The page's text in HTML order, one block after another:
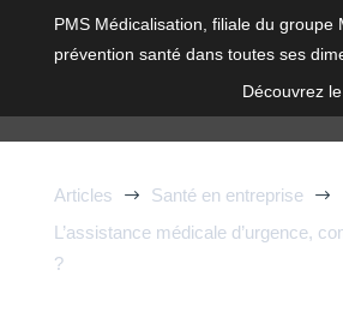
PMS Médicalisation, filiale du groupe
prévention santé dans toutes ses
Découvrez
Articles $ Santé en entreprise $
L’assistance médicale d’urgence,
?